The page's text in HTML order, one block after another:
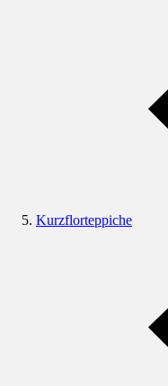
Kurzflorteppiche